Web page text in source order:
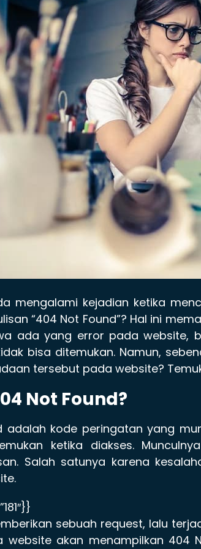
mengalami kejadian ketika
“404 Not Found”? Hal ini
ada yang error pada website,
bisa ditemukan. Namun,
tersebut pada website?
Not Found?
adalah kode peringatan yang
ketika diakses.
Salah satunya karena
sebuah request, lalu
website akan menampilkan 404